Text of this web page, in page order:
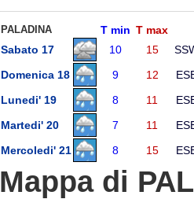
PALADINA T min T max
Sabato 17
10 15
Domenica 18
9 12
Lunedi' 19
8 11
Martedi' 20
7 11
Mercoledi' 21
8 15
Mappa di